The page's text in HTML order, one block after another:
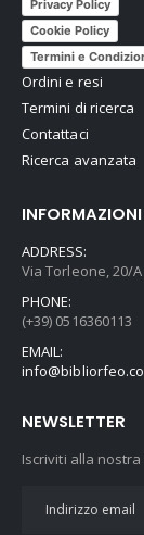
Privacy Policy
Cookie Policy
Termini e
Ordini e resi
Termini di ricerca
Contattaci
Ricerca avanzata
ADDRESS:
Via Torleone, 20/
PHONE:
(+39) 0516360113
EMAIL:
NEWSLETTER
Iscriviti alla